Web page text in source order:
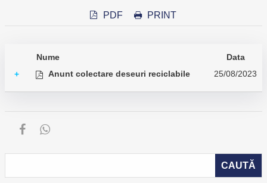
PDF PRINT
Nume
Data
+
Anunt colectare deseuri reciclabile 25/08/2023